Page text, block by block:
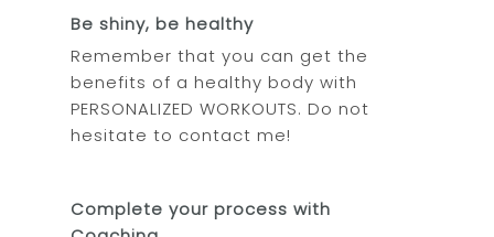
Be shiny, be healthy
Remember that you can get the
benefits of a healthy body with
PERSONALIZED WORKOUTS. Do not
hesitate to contact me!
Complete your process with